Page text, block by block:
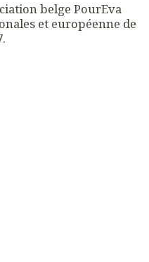
belge PourEva
et européenne de